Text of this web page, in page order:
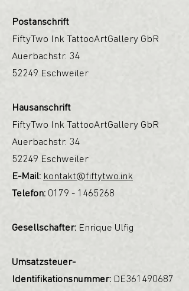
Postanschrift
FiftyTwo Ink TattooArtGallery GbR
Auerbachstr. 34
52249 Eschweiler
Hausanschrift
FiftyTwo Ink TattooArtGallery GbR
Auerbachstr. 34
52249 Eschweiler
E-Mail: kontakt@fiftytwo.ink
Telefon: 0179 - 1465268
Gesellschafter: Enrique Ulfig
Umsatzsteuer-
Identifikationsnummer: DE361490687